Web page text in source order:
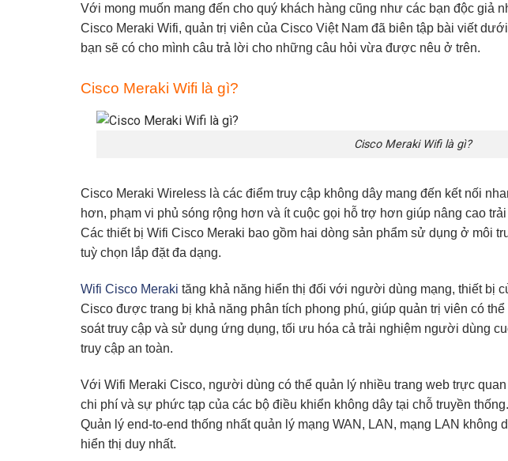
Với mong muốn mang đến cho quý khách hàng cũng như các bạn độc giả
Cisco Meraki Wifi, quản trị viên của Cisco Việt Nam đã biên tập bài viết
bạn sẽ có cho mình câu trả lời cho những câu hỏi vừa được nêu ở trên.
Cisco Meraki Wifi là gì?
Cisco Meraki Wifi là gì?
Cisco Meraki Wireless là các điểm truy cập không dây mang đến kết nối
hơn, phạm vi phủ sóng rộng hơn và ít cuộc gọi hỗ trợ hơn giúp nâng cao
Các thiết bị Wifi Cisco Meraki bao gồm hai dòng sản phẩm sử dụng ở môi
tuỳ chọn lắp đặt đa dạng.
Wifi Cisco Meraki tăng khả năng hiển thị đối với người dùng mạng, thiết bị
Cisco được trang bị khả năng phân tích phong phú, giúp quản trị viên có
soát truy cập và sử dụng ứng dụng, tối ưu hóa cả trải nghiệm người dùng
truy cập an toàn.
Với Wifi Meraki Cisco, người dùng có thể quản lý nhiều trang web trực
chi phí và sự phức tạp của các bộ điều khiển không dây tại chỗ truyền thống.
Quản lý end-to-end thống nhất quản lý mạng WAN, LAN, mạng LAN không
hiển thị duy nhất.